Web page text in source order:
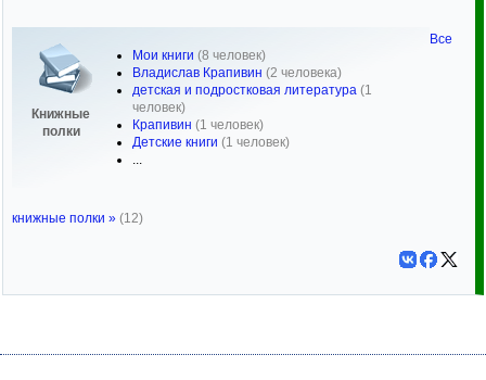
Книжные
полки
Мои книги (8 человек)
Владислав Крапивин (2 человека)
детская и подростковая литература (1
человек)
Крапивин (1 человек)
Детские книги (1 человек)
...
Все
книжные полки » (12)